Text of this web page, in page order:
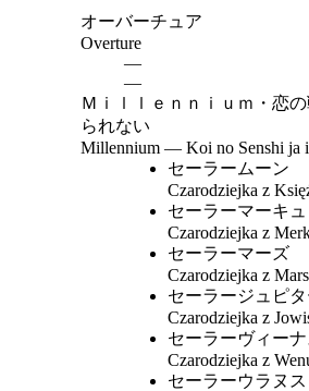
オーバーチュア
Overture
―
—
Ｍｉｌｌｅｎｎｉｕｍ・恋
られない
Millennium — Koi no Senshi ja
セーラームーン
Czarodziejka z
セーラーマーキ
Czarodziejka z
セーラーマーズ
Czarodziejka z
セーラージュピ
Czarodziejka z
セーラーヴィーナ
Czarodziejka z
セーラーウラヌス